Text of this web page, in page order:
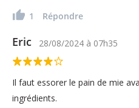
1 Répondre
Eric 28/08/2024 à 07h35
Il faut essorer le pain de mie
ingrédients.